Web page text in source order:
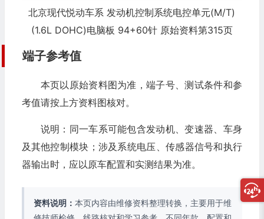
北京现代悦动车系 发动机控制系统电控单元(M/T)
(1.6L DOHC)电脑板 94+60针 原始资料第315页
端子参考值
本页以原始资料图为准，端子号、测试条件和参
考值请按上方资料图核对。
说明：同一车系可能包含发动机、变速器、车身
及其他控制模块；涉及系统电压、传感器信号和执行
器输出时，应以原车配置和实测结果为准。
资料说明： 本页内容由维修资料整理转换，主要用于维